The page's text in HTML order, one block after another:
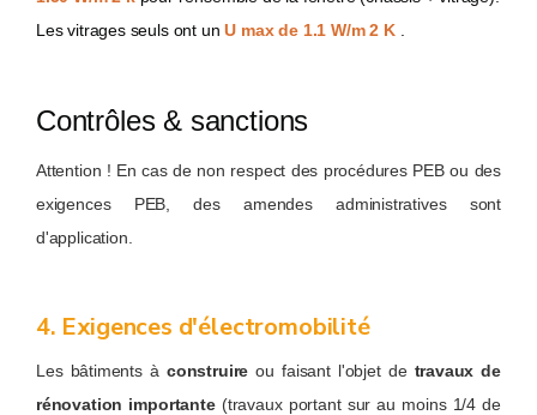
Les vitrages seuls ont unU max de 1.1 W/m 2 K
Contrôles & sanctions
Attention ! En cas de non respect des procédures PEB ou des
exigences PEB, des amendes administratives sont
d'application.
4. Exigences d'électromobilité
Les bâtiments à construire ou faisant l'objet de travaux de
rénovation importante (travaux portant sur au moins 1/4 de